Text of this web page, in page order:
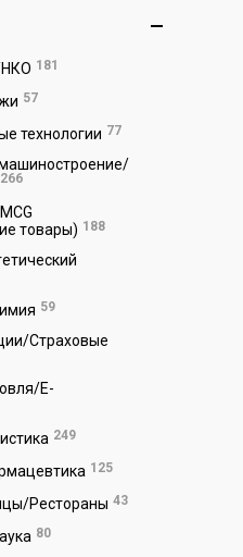
НКО 181
57
технологии 77
266
товары) 188
59
Страховые
E-
249
125
Рестораны 43
80